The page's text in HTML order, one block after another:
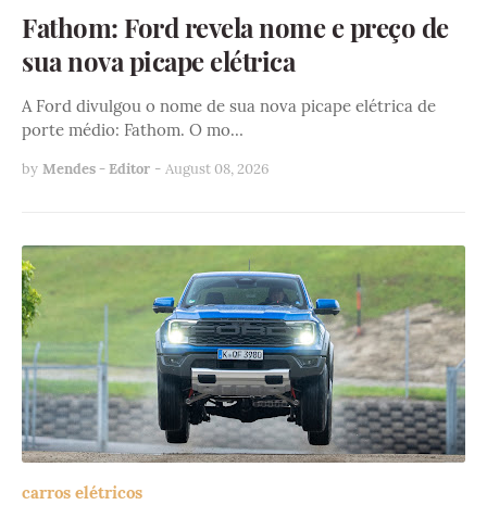
Fathom: Ford revela nome e preço de
sua nova picape elétrica
A Ford divulgou o nome de sua nova picape elétrica de
porte médio: Fathom. O mo…
by Mendes - Editor - August 08, 2026
carros elétricos